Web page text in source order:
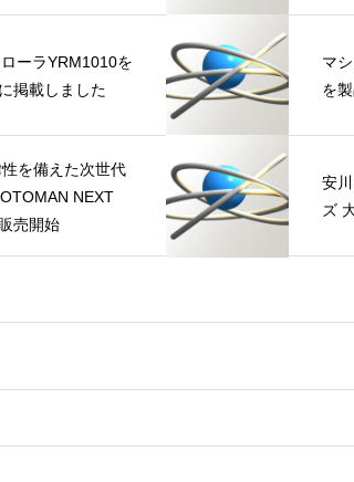
ーラYRM1010を
掲載しました
マ
を
を備えた次世代
NEXT
売開始
安
ズ